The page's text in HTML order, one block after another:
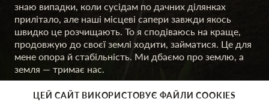
знаю випадки, коли сусідам по дачних ділянках
прилітало, але наші місцеві сапери завжди якось
швидко це розчищають. То я сподіваюсь на краще,
продовжую до своєї землі ходити, займатися. Це для
мене опора й стабільність. Ми дбаємо про землю, а
земля — тримає нас.
ЦЕЙ САЙТ ВИКОРИСТОВУЄ ФАЙЛИ COOKIES